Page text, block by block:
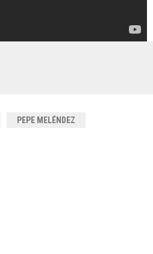
PEPE MELÉNDEZ